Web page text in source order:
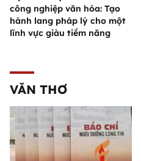
công nghiệp văn hóa: Tạo
hành lang pháp lý cho một
lĩnh vực giàu tiềm năng
VĂN THƠ